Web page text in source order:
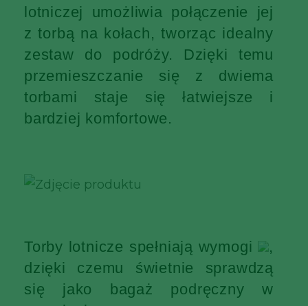
lotniczej umożliwia połączenie jej
z torbą na kołach, tworząc idealny
zestaw do podróży. Dzięki temu
przemieszczanie się z dwiema
torbami staje się łatwiejsze i
bardziej komfortowe.
Torby lotnicze spełniają wymogi
,
dzięki czemu świetnie sprawdzą
się jako bagaż podręczny w